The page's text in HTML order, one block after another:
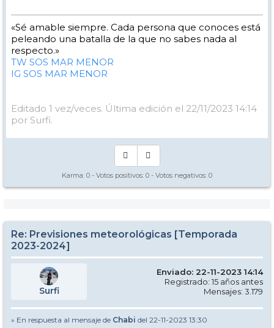
«Sé amable siempre. Cada persona que conoces está
peleando una batalla de la que no sabes nada al
respecto.»
TW SOS MAR MENOR
IG SOS MAR MENOR
Editado 1 vez/veces. Última edición el 22/11/2023 14:14
por Surfi.
Karma: 0 - Votos positivos: 0 - Votos negativos: 0
Re: Previsiones meteorológicas [Temporada
2023-2024]
Surfi
Enviado: 22-11-2023 14:14
Registrado: 15 años antes
Mensajes: 3.179
» En respuesta al mensaje de Chabi del 22-11-2023 13:30